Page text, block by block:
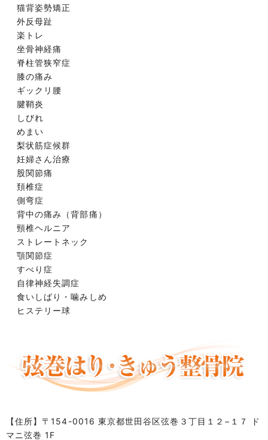
猫背姿勢矯正
外反母趾
楽トレ
坐骨神経痛
脊柱管狭窄症
膝の痛み
ギックリ腰
腱鞘炎
しびれ
めまい
梨状筋症候群
妊婦さん治療
股関節痛
頚椎症
側弯症
背中の痛み（背部痛）
頸椎ヘルニア
ストレートネック
顎関節症
すべり症
自律神経失調症
食いしばり・噛みしめ
ヒステリー球
【住所】 〒154-0016 東京都世田谷区弦巻３丁目１２−１７ ド
マニ弦巻 1F